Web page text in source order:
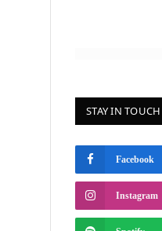
STAY IN TOUCH
Facebook
Instagram